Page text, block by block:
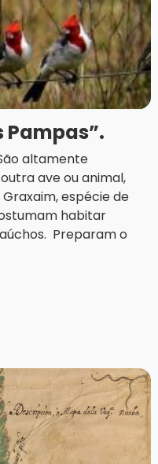
Pampas”.
altamente
ave ou animal,
espécie de
habitar
Preparam o